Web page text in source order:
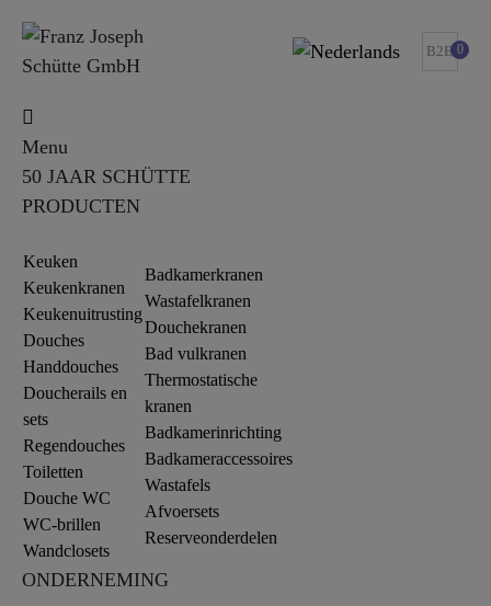
B2B 0
Menu
50 JAAR SCHÜTTE
PRODUCTEN
Keuken
Keukenkranen
Keukenuitrusting
Douches
Handdouches
Doucherails en
sets
Regendouches
Toiletten
Douche WC
WC-brillen
Wandclosets
Badkamerkranen
Wastafelkranen
Douchekranen
Bad vulkranen
Thermostatische
kranen
Badkamerinrichting
Badkameraccessoires
Wastafels
Afvoersets
Reserveonderdelen
ONDERNEMING